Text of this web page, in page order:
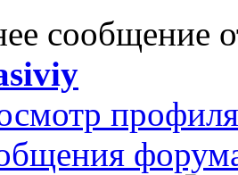
сообщение
профиля